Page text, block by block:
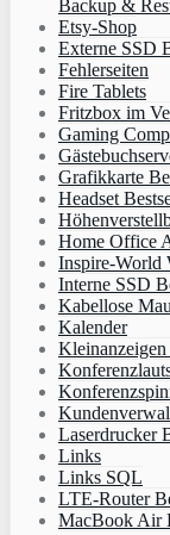
Backup &
Etsy-Shop
Externe SSD
Fehlerseiten
Fire Tablets
Fritzbox im
Gaming
Grafikkarte
Headset
Home Office
Inspire-World
Interne SSD
Kabellose
Kalender
Laserdrucker
Links
Links SQL
LTE-Router
MacBook Air